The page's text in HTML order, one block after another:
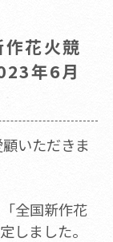
花火競
年6月
いただきま
全国新作花
しました。